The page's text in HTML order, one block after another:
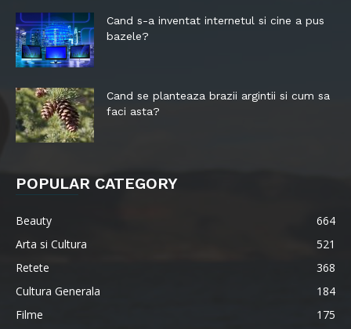
Cand s-a inventat internetul si cine a pus
bazele?
Cand se planteaza brazii argintii si cum sa
faci asta?
POPULAR CATEGORY
Beauty
664
Arta si Cultura
521
Retete
368
Cultura Generala
184
Filme
175